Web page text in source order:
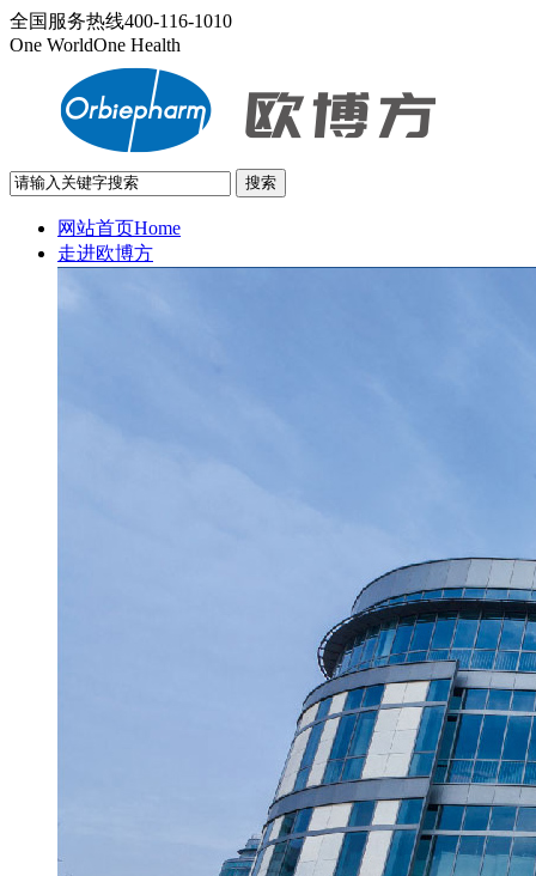
全国服务热线400-116-1010
One WorldOne Health
网站首页Home
走进欧博方